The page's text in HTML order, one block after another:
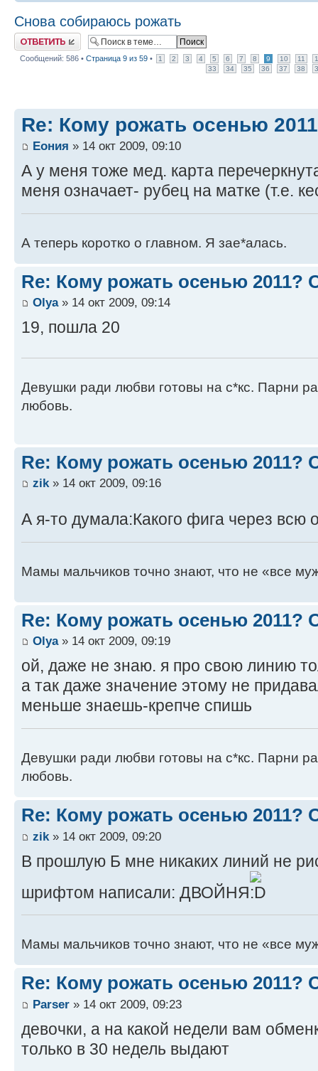
Снова собираюсь рожать
Ответить
Сообщений: 586 • Страница 9 из 59 • 1 2 3 4 5 6 7 8 9 10 11
33
34 35 36 37 38
Re: Кому рожать осенью
Еония » 14 окт 2009, 09:10
А у меня тоже мед. карта
меня означает- рубец на матке (т.е.
А теперь коротко о главном. Я зае*алась.
Re: Кому рожать осенью 2011?
Оlya» 14 окт 2009, 09:14
19, пошла 20
Девушки ради любви готовы на с*кс. Парни
любовь.
Re: Кому рожать осенью 2011?
zik» 14 окт 2009, 09:16
А я-то думала:Какого фига через всю
Мамы мальчиков точно знают, что не «все
Re: Кому рожать осенью 2011?
Оlya» 14 окт 2009, 09:19
ой, даже не знаю. я про свою линию
а так даже значение этому не
меньше знаешь-крепче спишь
Девушки ради любви готовы на с*кс. Парни
любовь.
Re: Кому рожать осенью 2011?
zik » 14 окт 2009, 09:20
В прошлую Б мне никаких линий не
шрифтом написали: ДВОЙНЯ
Мамы мальчиков точно знают, что не «все
Re: Кому рожать осенью 2011?
Parser » 14 окт 2009, 09:23
девочки, а на какой недели вам
только в 30 недель выдают